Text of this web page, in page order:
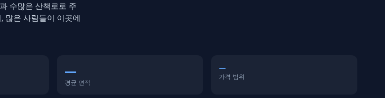
수많은 산책로로 주
많은 사람들이 이곳에
—
평균 면적
—
가격 범위